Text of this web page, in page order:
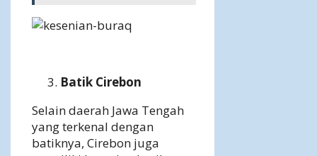
Batik Cirebon
Selain daerah Jawa Tengah
yang terkenal dengan
batiknya, Cirebon juga